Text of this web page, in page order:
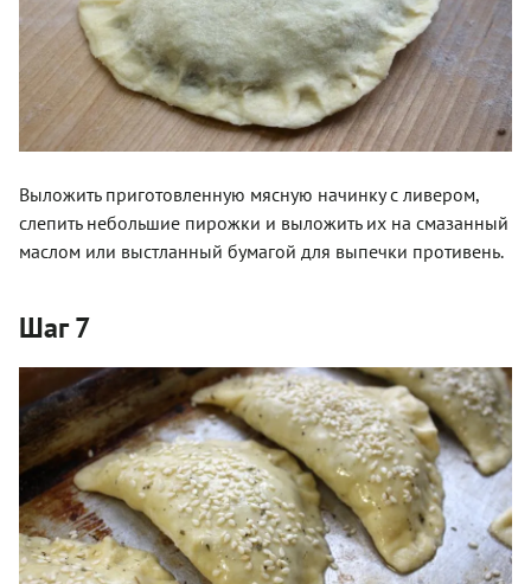
Выложить приготовленную мясную начинку с ливером,
слепить небольшие пирожки и выложить их на смазанный
маслом или выстланный бумагой для выпечки противень.
Шаг 7